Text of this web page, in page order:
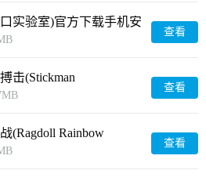
实验室)官方下载手机安
查看
击(Stickman
查看
(Ragdoll Rainbow
查看